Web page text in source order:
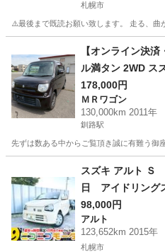
札幌市
⚠️最後まで既読お願い致します。 走る、曲
ジムニー エン
【オンライン決
ル満タン 2WD ス
178,000円
ＭＲワゴン
130,000km 2011年
釧路駅
先ずは数ある中からご覧頂き誠に有難う御
釧路駅 ＭＲワ
スズキ アルト Ｓ
日 アイドリン
ス オートマ 両
ィオ 交換不要タ
復歴無 （検10.7）
98,000円
アルト
123,652km 2015年
札幌市